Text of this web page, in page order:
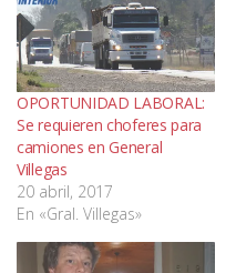
OPORTUNIDAD LABORAL:
Se requieren choferes para
camiones en General
Villegas
20 abril, 2017
En «Gral. Villegas»